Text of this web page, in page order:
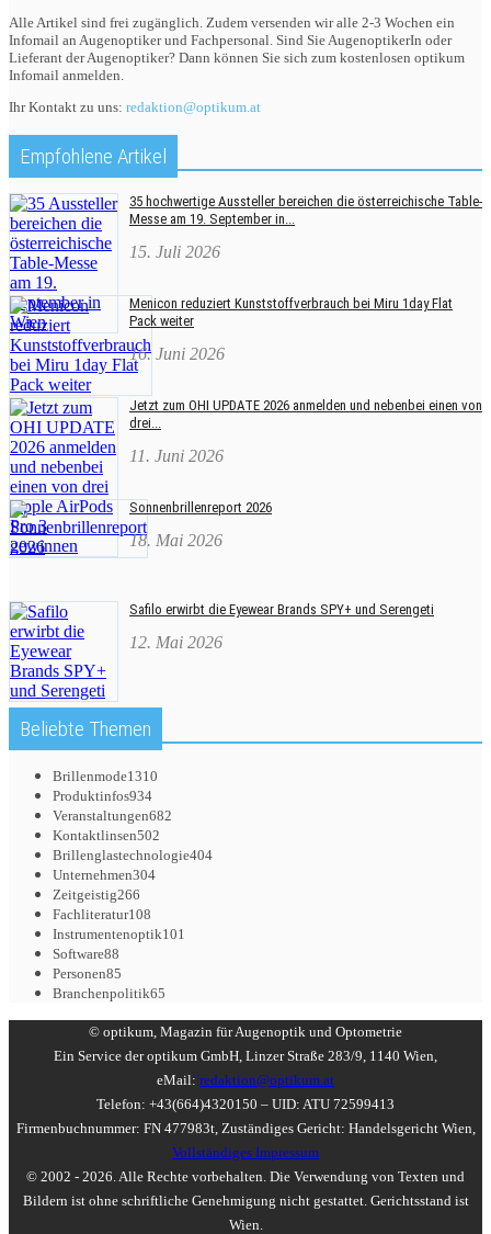
Alle Artikel sind frei zugänglich. Zudem versenden wir alle 2-3 Wochen ein
Infomail an Augenoptiker und Fachpersonal. Sind Sie AugenoptikerIn oder
Lieferant der Augenoptiker? Dann können Sie sich zum kostenlosen optikum
Infomail anmelden.
Ihr Kontakt zu uns: redaktion@optikum.at
Empfohlene Artikel
35 hochwertige Aussteller bereichen die österreichische Table-
Messe am 19. September in...
15. Juli 2026
Menicon reduziert Kunststoffverbrauch bei Miru 1day Flat
Pack weiter
16. Juni 2026
Jetzt zum OHI UPDATE 2026 anmelden und nebenbei einen von
drei...
11. Juni 2026
Sonnenbrillenreport 2026
18. Mai 2026
Safilo erwirbt die Eyewear Brands SPY+ und Serengeti
12. Mai 2026
Beliebte Themen
Brillenmode1310
Produktinfos934
Veranstaltungen682
Kontaktlinsen502
Brillenglastechnologie404
Unternehmen304
Zeitgeistig266
Fachliteratur108
Instrumentenoptik101
Software88
Personen85
Branchenpolitik65
© optikum, Magazin für Augenoptik und Optometrie
Ein Service der optikum GmbH, Linzer Straße 283/9, 1140 Wien,
eMail: redaktion@optikum.at
Telefon: +43(664)4320150 – UID: ATU 72599413
Firmenbuchnummer: FN 477983t, Zuständiges Gericht: Handelsgericht Wien,
Vollständiges Impressum
© 2002 - 2026. Alle Rechte vorbehalten. Die Verwendung von Texten und
Bildern ist ohne schriftliche Genehmigung nicht gestattet. Gerichtsstand ist
Wien.